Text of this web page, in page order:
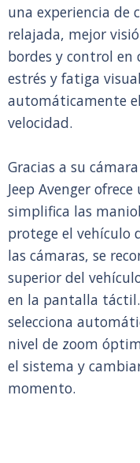
una experiencia de
relajada, mejor
bordes y control en
estrés y fatiga
automáticamente
velocidad.
Gracias a su
Jeep Avenger
simplifica las
protege el vehículo
las cámaras, se
superior del
en la pantalla
selecciona
nivel de zoom
el sistema y
momento.